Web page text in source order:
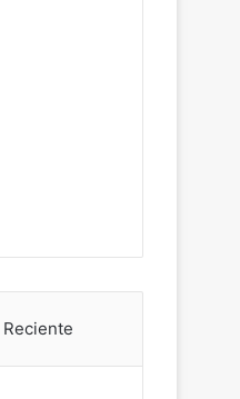
Reciente